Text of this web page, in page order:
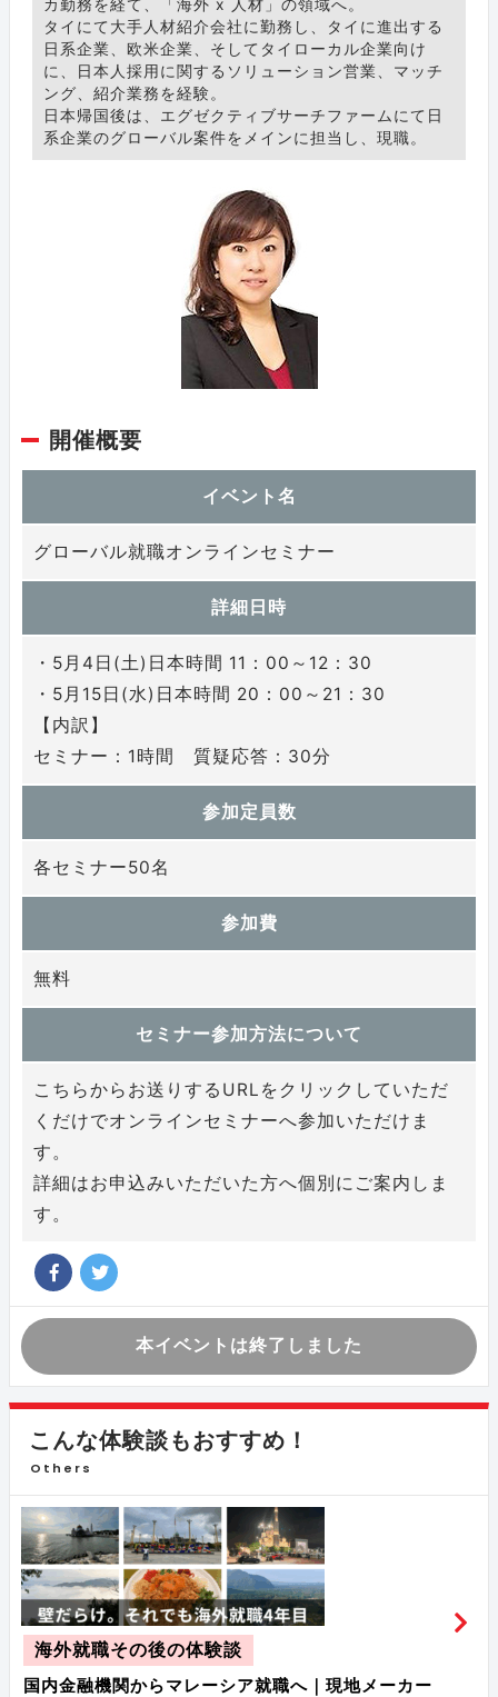
タイにて大手人材紹介会社に勤務し、タイに進出する
日系企業、欧米企業、そしてタイローカル企業向け
に、日本人採用に関するソリューション営業、マッチ
ング、紹介業務を経験。
日本帰国後は、エグゼクティブサーチファームにて日
系企業のグローバル案件をメインに担当し、現職。
開催概要
イベント名
グローバル就職オンラインセミナー
詳細日時
・5月4日(土)日本時間 11：00～12：30
・5月15日(水)日本時間 20：00～21：30
【内訳】
セミナー：1時間 質疑応答：30分
参加定員数
各セミナー50名
参加費
無料
セミナー参加方法について
こちらからお送りするURLをクリックしていただ
くだけでオンラインセミナーへ参加いただけま
す。
詳細はお申込みいただいた方へ個別にご案内しま
す。
本イベントは終了しました
こんな体験談もおすすめ！
Others
海外就職その後の体験談
国内金融機関からマレーシア就職へ｜現地メーカー